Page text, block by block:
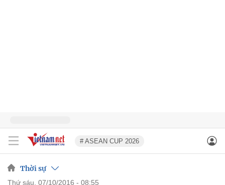
# ASEAN CUP 2026
Thời sự
thứ sáu, 07/10/2016 - 08:55